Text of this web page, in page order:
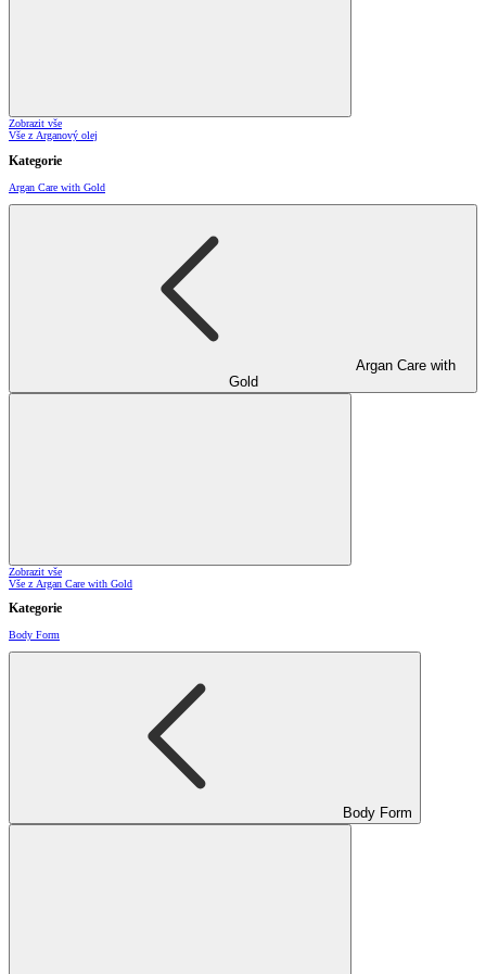
Zobrazit vše
Vše z Arganový olej
Kategorie
Argan Care with Gold
Argan Care with
Gold
Zobrazit vše
Vše z Argan Care with Gold
Kategorie
Body Form
Body Form